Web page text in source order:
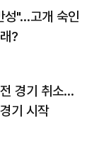
성"…고개 숙인
?
경기 취소…
기 시작